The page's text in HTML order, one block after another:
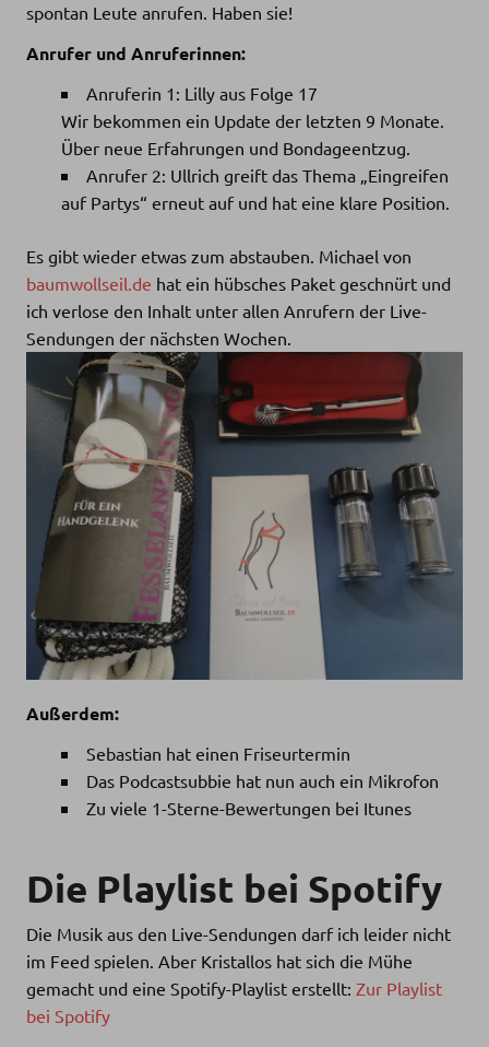
spontan Leute anrufen. Haben sie!
Anrufer und Anruferinnen:
Anruferin 1: Lilly aus Folge 17
Wir bekommen ein Update der letzten 9 Monate.
Über neue Erfahrungen und Bondageentzug.
Anrufer 2: Ullrich greift das Thema „Eingreifen
auf Partys“ erneut auf und hat eine klare Position.
Es gibt wieder etwas zum abstauben. Michael von
baumwollseil.de hat ein hübsches Paket geschnürt und
ich verlose den Inhalt unter allen Anrufern der Live-
Sendungen der nächsten Wochen.
Außerdem:
Sebastian hat einen Friseurtermin
Das Podcastsubbie hat nun auch ein Mikrofon
Zu viele 1-Sterne-Bewertungen bei Itunes
Die Playlist bei Spotify
Die Musik aus den Live-Sendungen darf ich leider nicht
im Feed spielen. Aber Kristallos hat sich die Mühe
gemacht und eine Spotify-Playlist erstellt: Zur Playlist
bei Spotify